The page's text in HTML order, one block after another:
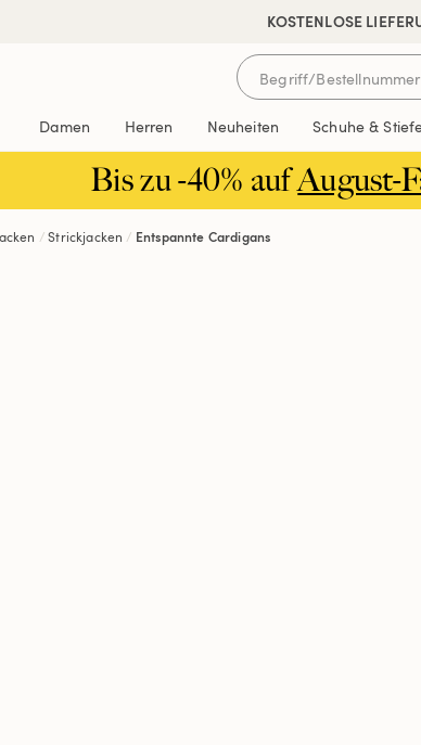
KOSTENLOSE
🔒 SICHER BEZAHLEN
Damen Herren Neuheiten Schuhe &
Bis zu -40% aufAugust-
Strickjacken Entspannte Cardigans